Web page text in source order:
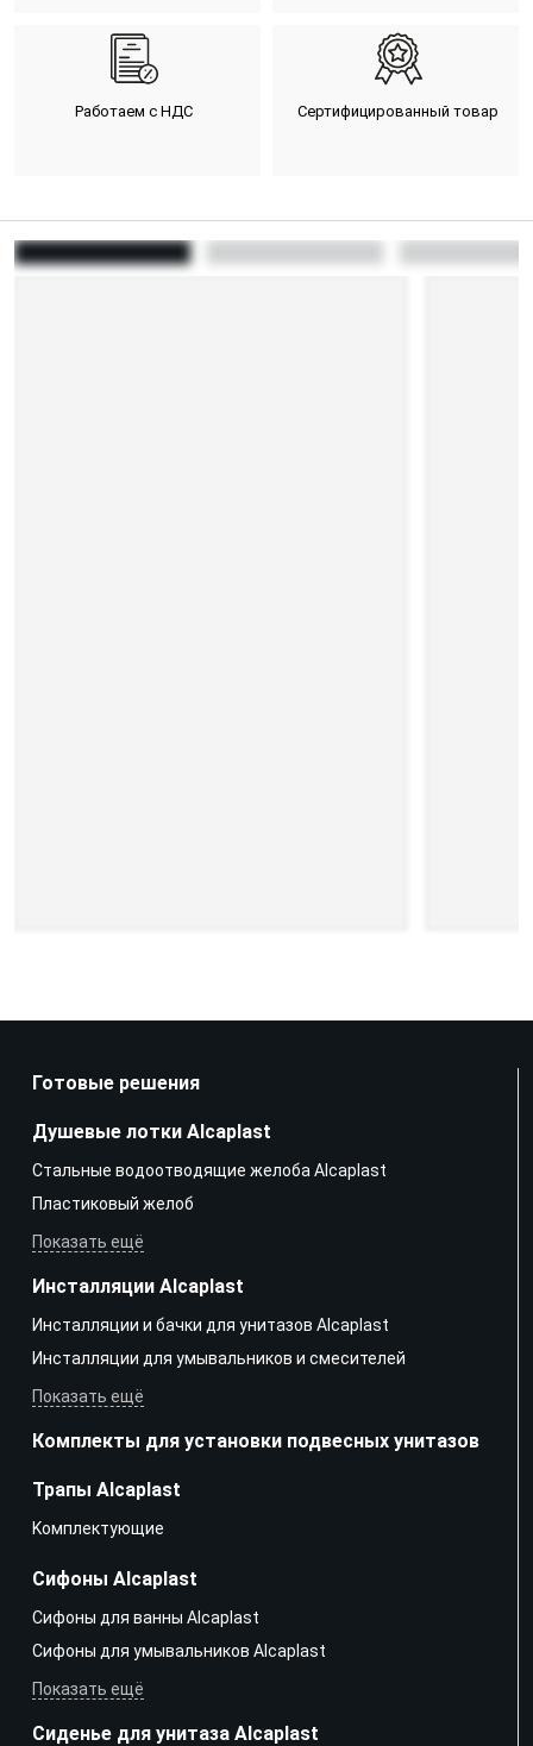
Работаем с НДС Сертифицированный товар
Готовые решения
Душевые лотки Alcaplast
Стальные водоотводящие желоба Alcaplast
Пластиковый желоб
Показать ещё
Инсталляции Alcaplast
Инсталляции и бачки для унитазов Alcaplast
Инсталляции для умывальников и смесителей
Показать ещё
Комплекты для установки подвесных унитазов
Трапы Alcaplast
Kомплектующие
Сифоны Alcaplast
Сифоны для ванны Alcaplast
Сифоны для умывальников Alcaplast
Показать ещё
Сиденье для унитаза Alcaplast